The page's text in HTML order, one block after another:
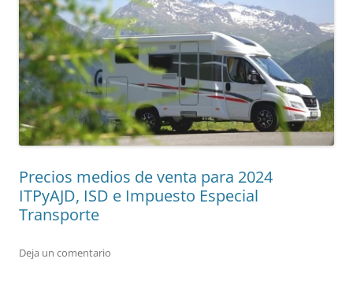
Precios medios de venta para 2024
ITPyAJD, ISD e Impuesto Especial
Transporte
Deja un comentario